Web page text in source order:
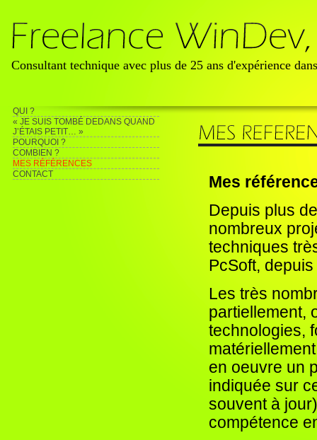
Consultant technique avec plus de 25 ans d'expérience
QUI ?
« JE SUIS TOMBÉ DEDANS QUAND
J’ÉTAIS PETIT… »
POURQUOI ?
COMBIEN ?
MES RÉFÉRENCES
CONTACT
Mes
Depuis plus
nombreux
techniques
PcSoft,
Les très
partiellement,
technologies,
en oeuvre un
indiquée sur
souvent à
compétence